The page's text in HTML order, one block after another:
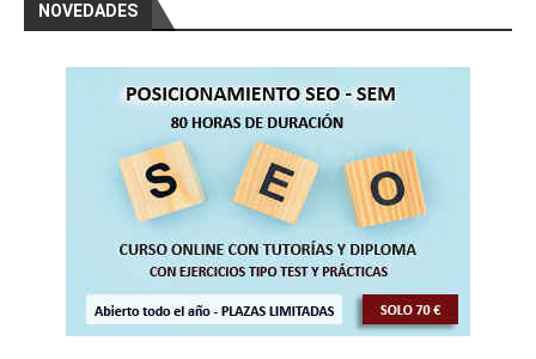
NOVEDADES